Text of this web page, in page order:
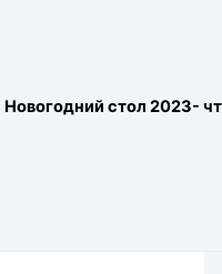
Новогодний стол 2023-